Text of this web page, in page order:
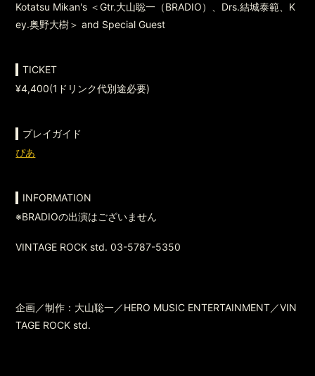
Kotatsu Mikan's ＜Gtr.大山聡一（BRADIO）、Drs.結城泰範、K
ey.奥野大樹＞ and Special Guest
TICKET
¥4,400(1ドリンク代別途必要)
プレイガイド
ぴあ
INFORMATION
※BRADIOの出演はございません
VINTAGE ROCK std. 03-5787-5350
企画／制作：大山聡一／HERO MUSIC ENTERTAINMENT／VIN
TAGE ROCK std.